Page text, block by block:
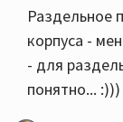
Раздельное
корпуса -
- для
понятно... :)))